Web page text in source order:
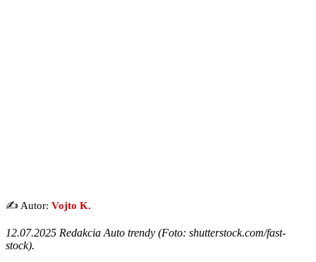
✍️ Autor: Vojto K.
12.07.2025 Redakcia Auto trendy (Foto: shutterstock.com/fast-
stock).